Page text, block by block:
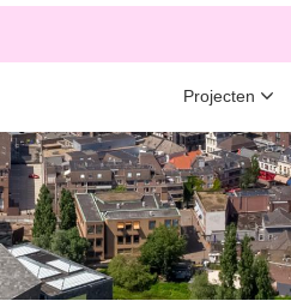
Projecten